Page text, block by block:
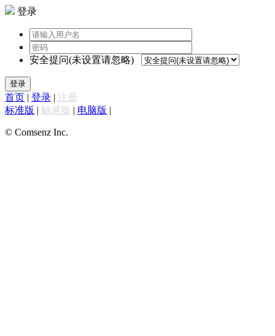
登录
安全提问(未设置请忽略)
登录
首页 | 登录 | 注册
标准版 | 触屏版 | 电脑版 |
© Comsenz Inc.